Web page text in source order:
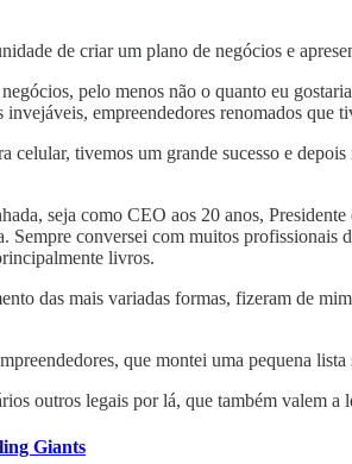
de criar um plano de negócios e
pelo menos não o quanto eu
empreendedores renomados que
celular, tivemos um grande sucesso e
seja como CEO aos 20 anos,
Sempre conversei com muitos
livros.
das mais variadas formas, fizeram de
que montei uma pequena
outros legais por lá, que também valem a
Giants